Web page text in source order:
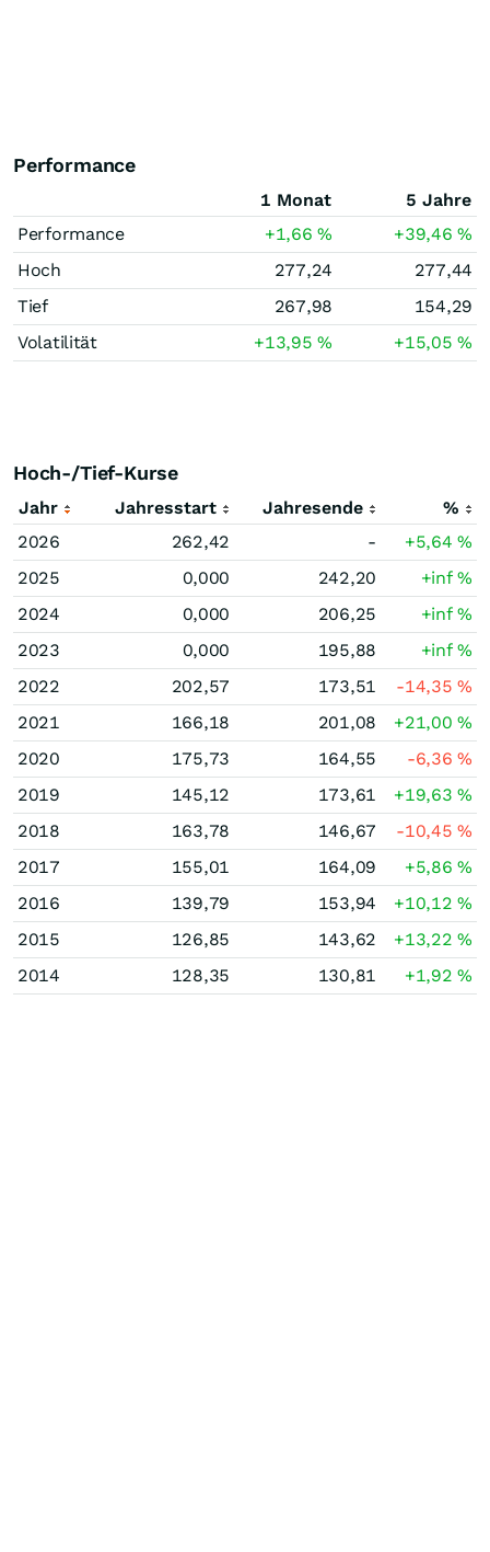
Performance
1 Monat
5 Jahre
Performance
+1,66% +39,46%
Hoch
277,24
277,44
Tief
267,98
154,29
Volatilität
+13,95% +15,05%
Hoch-/Tief-Kurse
Jahr Jahresstart Jahresende
%
2026
262,42 - +5,64%
2025
0,000 242,20 +inf%
2024
0,000 206,25 +inf%
2023
0,000 195,88 +inf%
2022
202,57 173,51 -14,35%
2021
166,18 201,08 +21,00%
2020
175,73 164,55 -6,36%
2019
145,12 173,61 +19,63%
2018
163,78 146,67 -10,45%
2017
155,01 164,09 +5,86%
2016
139,79 153,94 +10,12%
2015
126,85 143,62 +13,22%
2014
128,35 130,81 +1,92%